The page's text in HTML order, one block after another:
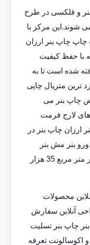
و فلکسی در طرح
شوند.این مرکز با
چاپ بنر ارزان
با حفظ کیفیت
شده است تا به
ترین متریال چاپی
چاپ بنر می
های لارج فرمت
ارزان چاپ بنر در
چاپ بنر عرض 5و 3 بنر دورو بنر مش بنر
سولیت و بنر شبرنگ با شروع قیمت هر متر مربع 35 هزار
محصولات
آنلاین سفارش
چاپ بنر تسلیت
اکوسالونت تعرفه